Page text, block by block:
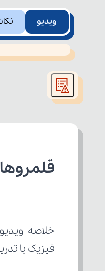
ویدیو
This
is
window.
قلمروهای درس 6 ـ گنج
خلاصه
فیزیک با